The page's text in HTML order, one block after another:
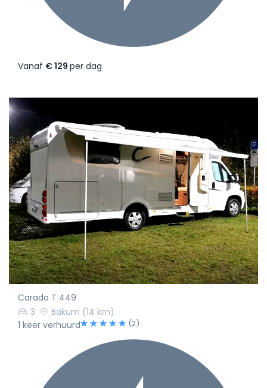
Vanaf € 129 per dag
Carado T 449
3
Bakum (14 km)
1 keer verhuurd
(2)